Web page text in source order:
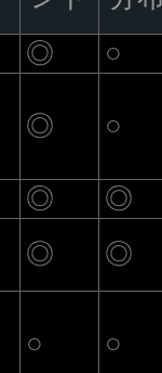
◎
○
◎ ○
◎
◎
◎ ◎
○ ○